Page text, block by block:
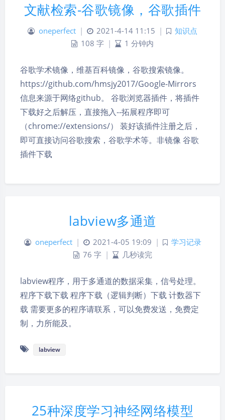
文献检索-谷歌镜像，谷歌插件
oneperfect | 2021-4-14 11:15 |
知识点
108 字 | 1 分钟内
谷歌学术镜像，维基百科镜像，谷歌搜索镜像。
https://github.com/hmsjy2017/Google-Mirrors
信息来源于网络github。 谷歌浏览器插件，将插件
下载好之后解压，直接拖入--拓展程序即可
（chrome://extensions/） 装好该插件注册之后，
即可直接访问谷歌搜索，谷歌学术等。非镜像 谷歌
插件下载
labview多通道
oneperfect | 2021-4-05 19:09 |
学习记录
76 字 | 几秒读完
labview程序，用于多通道的数据采集，信号处理。
程序下载下载 程序下载（逻辑判断）下载 计数器下
载 需要更多的程序请联系，可以免费发送，免费定
制，力所能及。
labview
25种深度学习神经网络模型